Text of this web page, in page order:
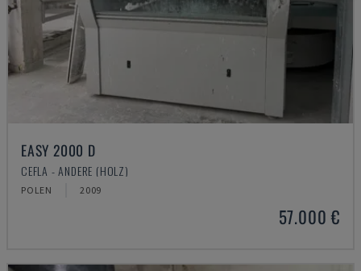
EASY 2000 D
CEFLA - ANDERE (HOLZ)
POLEN 2009
57.000 €